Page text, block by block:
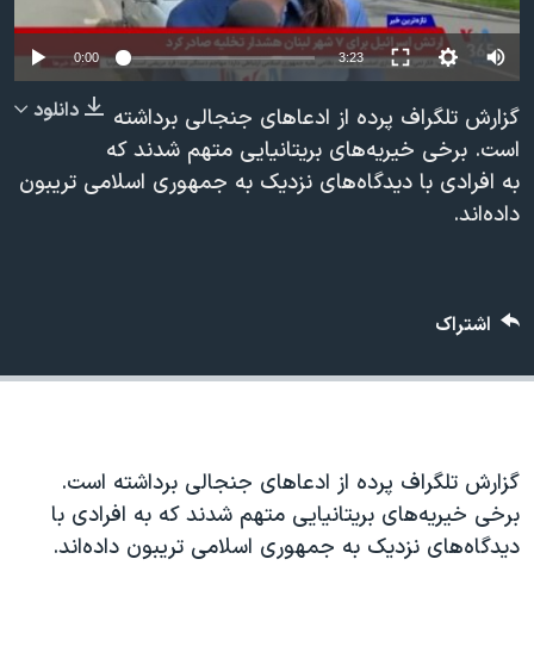
فرهنگ و زندگی
حقوق شهروندی
اقتصادی
علم و فناوری
اسرائیل در جنگ
مستندها
انتخابات ریاست جمهوری آمریکا ۲۰۲۴
حمله جمهوری اسلامی به اسرائیل
رمز مهسا
ورزش زنان در ایران
تریبونال مردمی آبان ۹۸
اعتراضات مردمی آبان ۹۸
اسرائیل در جنگ
دنبال کنید
زبانهای مختلف
Auto
240p
360p
480p
0:00 3:23 Auto
480p
دانلود
گزارش تلگراف پرده از ادعاهای جنجالی برداشته
است. برخی خیریه‌های بریتانیایی متهم شدند که
به افرادی با دیدگاه‌های نزدیک به جمهوری اسلامی تریبون
داده‌اند.
اشتراک
گزارش تلگراف پرده از ادعاهای جنجالی برداشته است.
برخی خیریه‌های بریتانیایی متهم شدند که به افرادی با
دیدگاه‌های نزدیک به جمهوری اسلامی تریبون داده‌اند.